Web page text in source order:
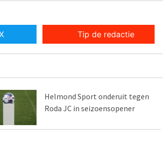
Tip de redactie
Helmond Sport onderuit tegen
Roda JC in seizoensopener